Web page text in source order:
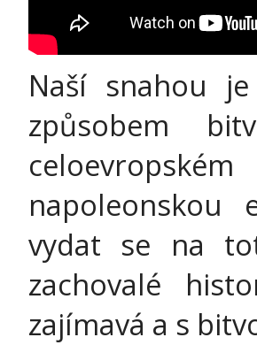
Naší snahou
způsobem
napoleonskou
vydat se na
zachovalé
zajímavá a s